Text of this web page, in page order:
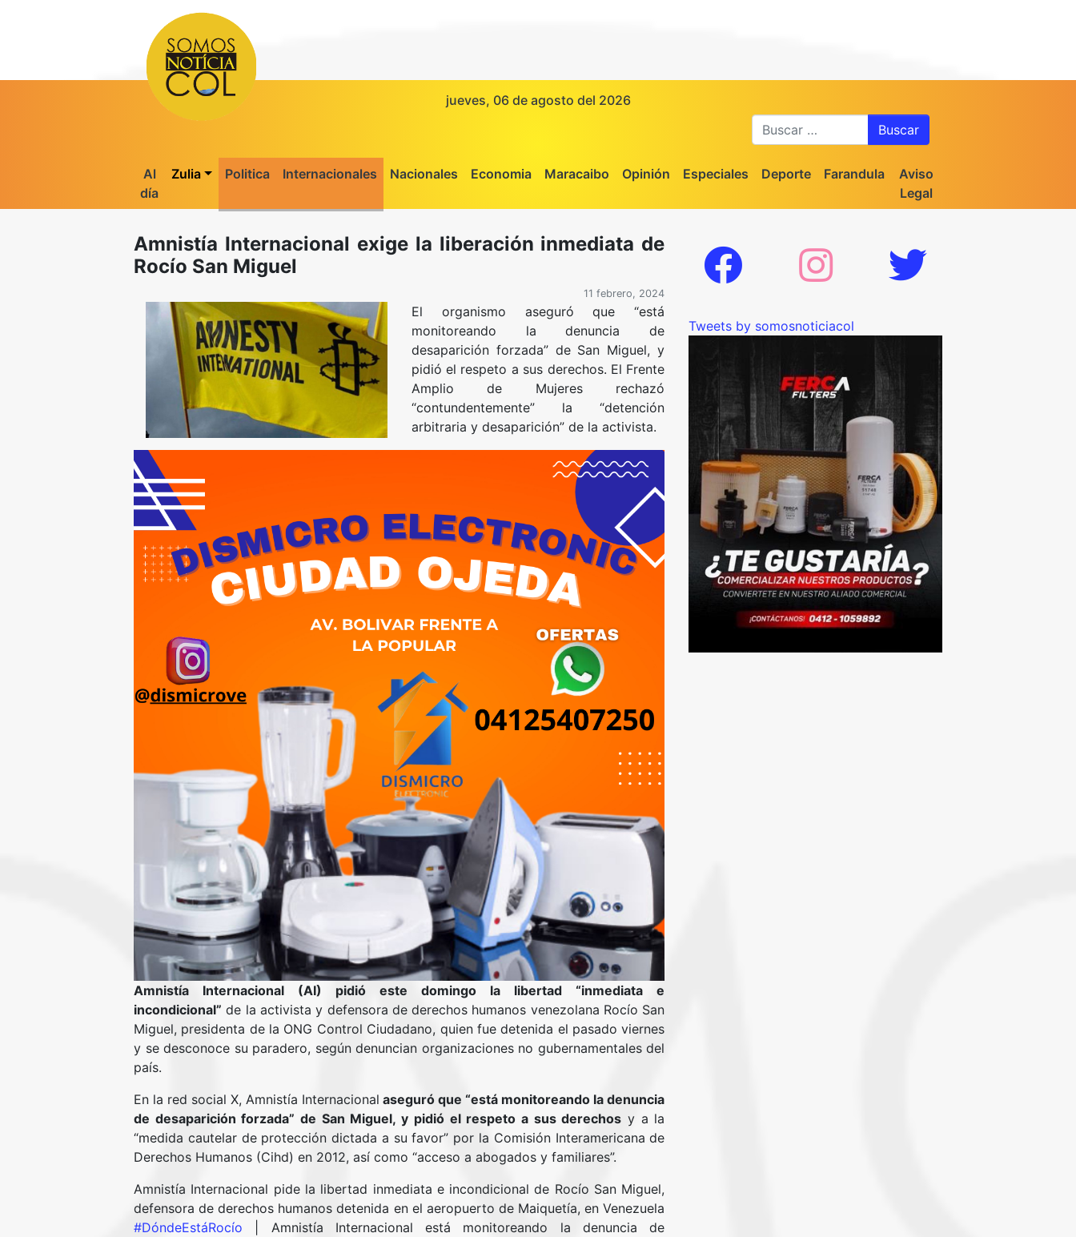
jueves, 06 de agosto del 2026
Al
día
Zulia Politica Internacionales Nacionales Economia Maracaibo Opinión Especiales Deporte Farandula
Aviso
Legal
Amnistía Internacional exige la liberación inmediata de
Rocío San Miguel
11 febrero, 2024
El organismo aseguró que “está
monitoreando la denuncia de
desaparición forzada” de San Miguel, y
pidió el respeto a sus derechos. El Frente
Amplio de Mujeres rechazó
“contundentemente” la “detención
arbitraria y desaparición” de la activista.
Amnistía Internacional (AI) pidió este domingo la libertad “inmediata e
incondicional” de la activista y defensora de derechos humanos venezolana Rocío San
Miguel, presidenta de la ONG Control Ciudadano, quien fue detenida el pasado viernes
y se desconoce su paradero, según denuncian organizaciones no gubernamentales del
país.
En la red social X, Amnistía Internacional aseguró que “está monitoreando la denuncia
de desaparición forzada” de San Miguel, y pidió el respeto a sus derechos y a la
“medida cautelar de protección dictada a su favor” por la Comisión Interamericana de
Derechos Humanos (Cihd) en 2012, así como “acceso a abogados y familiares”.
Amnistía Internacional pide la libertad inmediata e incondicional de Rocío San Miguel,
defensora de derechos humanos detenida en el aeropuerto de Maiquetía, en Venezuela
#DóndeEstáRocío | Amnistía Internacional está monitoreando la denuncia de
Tweets by somosnoticiacol